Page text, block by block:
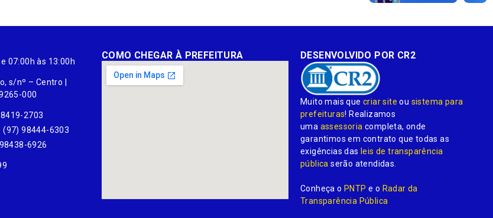
07:00h às 13:00h
s/nº – Centro |
000
2703
(97) 98444-6303
6926
COMO CHEGAR À PREFEITURA DESENVOLVIDO POR CR2
Muito mais quecriar site ou sistema para
prefeituras! Realizamos
uma assessoria completa, onde
garantimos em contrato que todas as
exigências dasleis de transparência
pública serão atendidas.
Conheça oPNTP e o Radar da
Transparência Pública